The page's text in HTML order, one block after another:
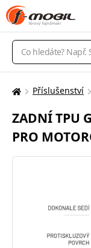
Vyhledávání
Zde
nacházíte:
Příslušenství
ZADNÍ TPU
PRO